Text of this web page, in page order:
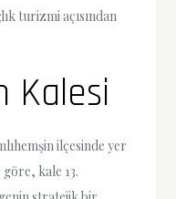
turizmi açısından
Kalesi
ilçesinde yer
kale 13.